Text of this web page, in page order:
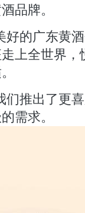
品牌。
的广东黄
上全世界
推出了更
需求。